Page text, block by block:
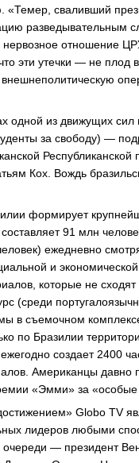
«Темер, сваливший
нервозное отношение
эти утечки — не
одной из движущих
за свободу) —
Кох. Вождь
формирует
91 млн
ежедневно
и
которые не
(среди
в съемочном
по Бразилии
создает 2400
Американцы давно
«Эмми» за
Globo TV
лидеров любыми
— президент